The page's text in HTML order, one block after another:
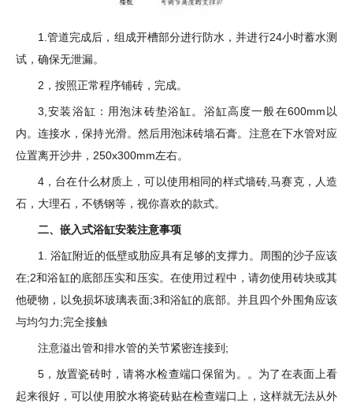
1.管道完成后，组成开槽部分进行防水，并进行24小时蓄水测
试，确保无泄漏。
2，按照正常程序铺砖，完成。
3,安装浴缸：用泡沫砖垫浴缸。浴缸高度一般在600mm以
内。连接水，保持光滑。然后用泡沫砖墙石膏。注意在下水管对应
位置离开沙井，250x300mm左右。
4，台在什么材质上，可以使用相同的样式墙砖,马赛克，人造
石，大理石，不锈钢等，视你喜欢的款式。
二、嵌入式浴缸安装注意事项
1. 浴缸附近的低壁或肋应具有足够的支撑力。周围的沙子应该
在;2和浴缸的底部压实和压实。在使用过程中，请勿使用砖块或其
他硬物，以免损坏玻璃表面;3和浴缸的底部。并且四个外围角应该
与均匀力;完全接触
注意溢出管和排水管的关节紧密连接到;
5，放置瓷砖时，请将水检查端口保留为。。为了在表面上看
起来很好，可以使用胶水将瓷砖贴在检查端口上，这样就无法从外